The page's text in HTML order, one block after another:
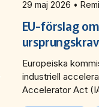
29 maj 2026
EU-förslag
Europeiska
industriell
Accelerator Act